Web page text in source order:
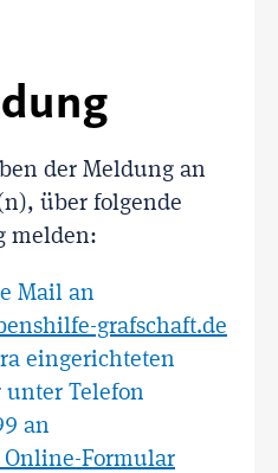
der Meldung an
über folgende
melden:
Mail an
grafschaft.de
eingerichteten
Telefon
an
Online-Formular